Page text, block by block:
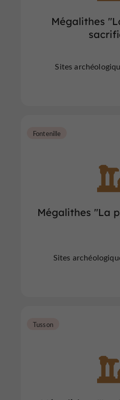
Mégalithes
Sites
Mégalithes "La
Fontenille
Sites
Tusson